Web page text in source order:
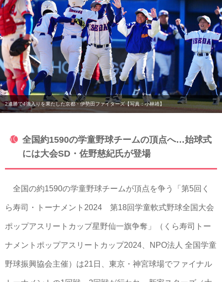
2連勝で4強入りを果たした京都・伊勢田ファイターズ【写真：小林靖】
全国約1590の学童野球チームの頂点へ…始球式
には大会SD・佐野慈紀氏が登場
全国の約1590の学童野球チームが頂点を争う「第5回く
ら寿司・トーナメント2024 第18回学童軟式野球全国大会
ポップアスリートカップ星野仙一旗争奪」（くら寿司トー
ナメントポップアスリートカップ2024、NPO法人 全国学童
野球振興協会主催）は21日、東京・神宮球場でファイナル